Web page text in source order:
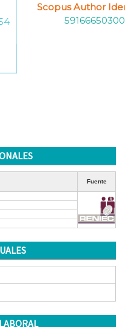
Scopus Author
59166650300
Fuente